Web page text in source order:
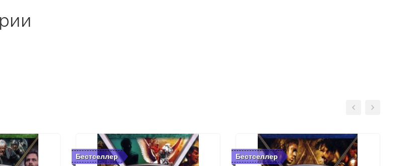
Бестселлер Бестселлер